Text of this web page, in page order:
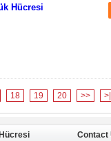
Hücresi
18 19 20 >> >|
Contact